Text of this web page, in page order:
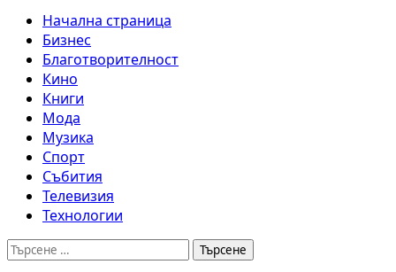
Начална страница
Бизнес
Благотворителност
Кино
Книги
Мода
Музика
Спорт
Събития
Телевизия
Технологии
Търсене